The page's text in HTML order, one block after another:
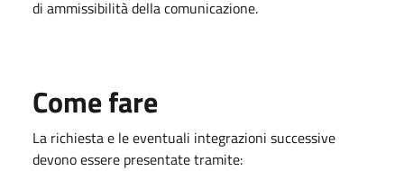
di ammissibilità della comunicazione.
Come fare
La richiesta e le eventuali integrazioni successive
devono essere presentate tramite: